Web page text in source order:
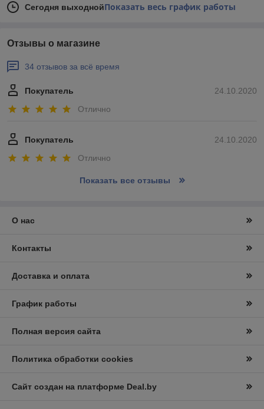
Сегодня выходнойПоказать весь график работы
Отзывы о магазине
34 отзывов за всё время
24.10.2020
Покупатель
Отлично
24.10.2020
Покупатель
Отлично
Показать все отзывы
О нас
Контакты
Доставка и оплата
График работы
Полная версия сайта
Политика обработки cookies
Сайт создан на платформе Deal.by